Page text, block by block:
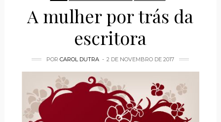
A mulher por trás da
escritora
PORCAROL DUTRA 2 DE NOVEMBRO DE 2017